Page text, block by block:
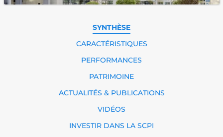
SYNTHÈSE
CARACTÉRISTIQUES
PERFORMANCES
PATRIMOINE
ACTUALITÉS & PUBLICATIONS
VIDÉOS
INVESTIR DANS LA SCPI